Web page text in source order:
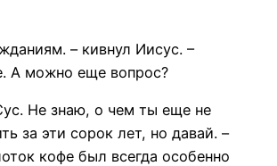
– кивнул Иисус. –
А можно еще вопрос?
Не знаю, о чем ты еще не
за эти сорок лет, но давай. –
кофе был всегда особенно